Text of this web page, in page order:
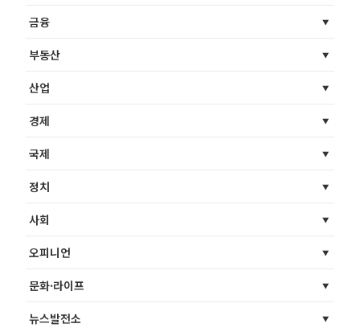
금융
부동산
산업
경제
국제
정치
사회
오피니언
문화·라이프
뉴스발전소